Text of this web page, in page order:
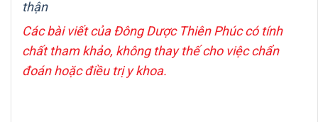
Các bài viết của Đông Dược Thiên Phúc có tính
chất tham khảo, không thay thế cho việc chẩn
đoán hoặc điều trị y khoa.